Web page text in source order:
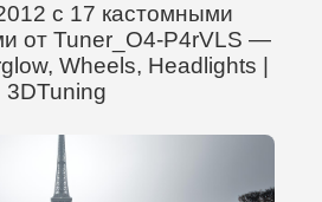
с 17 кастомными
от Tuner_O4-P4rVLS —
Wheels, Headlights |
3DTuning